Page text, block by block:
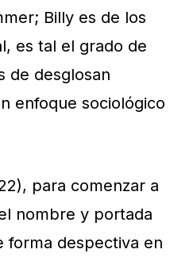
Billy es de los
es tal el grado de
de desglosan
enfoque sociológico
para comenzar a
nombre y portada
forma despectiva en